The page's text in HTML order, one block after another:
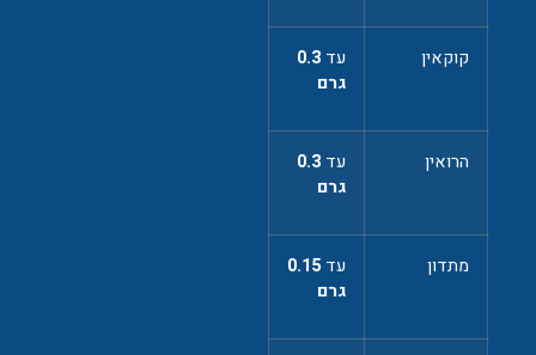
קוקאין עד 0.3
גרם
הרואין עד 0.3
גרם
מתדון עד 0.15
גרם